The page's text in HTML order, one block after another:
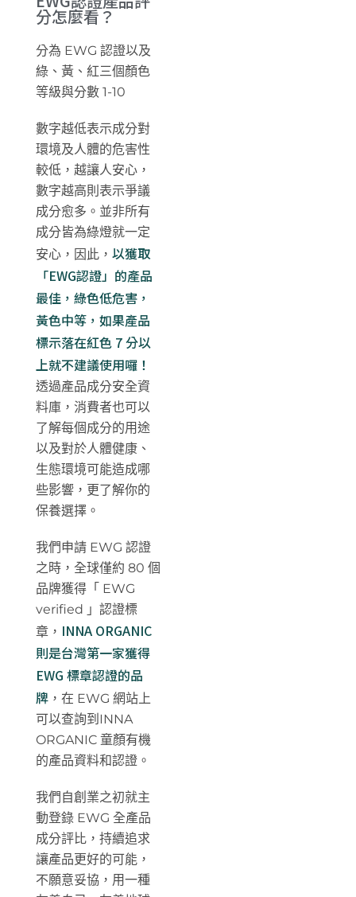
分怎麼看？
分為 EWG 認證以及
綠、黃、紅三個顏色
等級與分數 1-10
數字越低表示成分對
環境及人體的危害性
較低，越讓人安心，
數字越高則表示爭議
成分愈多。並非所有
成分皆為綠燈就一定
安心，因此， 以獲取
「EWG認證」的產品
最佳，綠色低危害，
黃色中等，如果產品
標示落在紅色 7 分以
上就不建議使用囉！
透過產品成分安全資
料庫，消費者也可以
了解每個成分的用途
以及對於人體健康、
生態環境可能造成哪
些影響，更了解你的
保養選擇。
我們申請 EWG 認證
之時，全球僅約 80 個
品牌獲得「 EWG
verified 」認證標
章， INNA ORGANIC
則是台灣第一家獲得
EWG 標章認證的品
牌，在 EWG 網站上
可以查詢到INNA
ORGANIC 童顏有機
的產品資料和認證。
我們自創業之初就主
動登錄 EWG 全產品
成分評比，持續追求
讓產品更好的可能，
不願意妥協，用一種